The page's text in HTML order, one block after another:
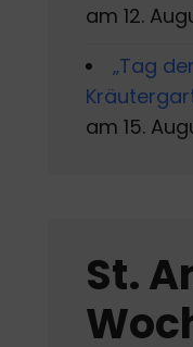
am 12.
„Tag
am 15.
St.